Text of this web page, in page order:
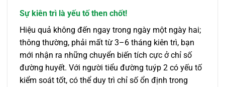
Sự kiên trì là yếu tố then chốt!
Hiệu quả không đến ngay trong ngày một ngày hai;
thông thường, phải mất từ 3–6 tháng kiên trì, bạn
mới nhận ra những chuyển biến tích cực ở chỉ số
đường huyết. Với người tiểu đường tuýp 2 có yếu tố
kiểm soát tốt, có thể duy trì chỉ số ổn định trong